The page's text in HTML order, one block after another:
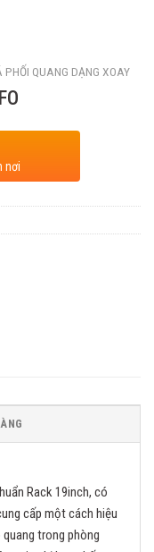
PHỐI QUANG DẠNG XOAY
nơi
Rack 19inch, có
cấp một cách hiệu
trong phòng